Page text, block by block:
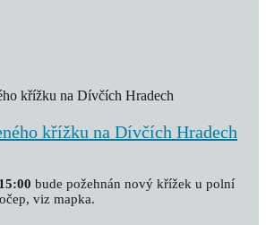
křížku na Dívčích Hradech
bude požehnán nový křížek u polní
viz mapka.